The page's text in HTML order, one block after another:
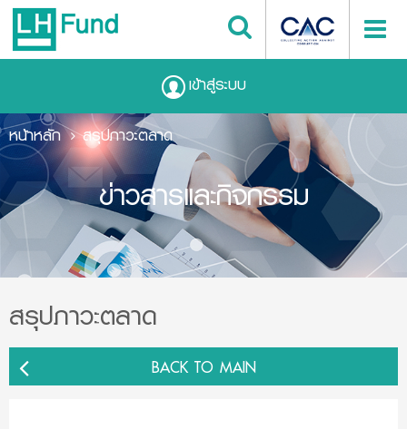
เข้าสู่ระบบ
ข่าวสารและกิจกรรม
หน้าหลัก สรุปภาวะตลาด
สรุปภาวะตลาด
BACK TO MAIN